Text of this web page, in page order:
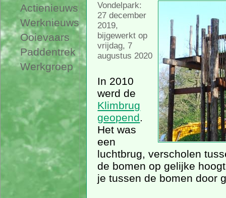
Actienieuws
Werknieuws
Ooievaars
Paddentrek
Werkgroep
Vondelpark:
27 december
2019,
bijgewerkt op
vrijdag, 7
augustus 2020
In 2010
werd de
Klimbrug
geopend.
Het was
een
luchtbrug, verscholen
de bomen op gelijke
je tussen de bomen door